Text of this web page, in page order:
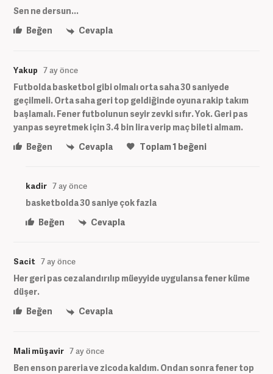
Sen ne dersun...
Beğen
Cevapla
Yakup 7 ay önce
Futbolda basketbol gibi olmalı orta saha 30 saniyede
geçilmeli. Orta saha geri top geldiğinde oyuna rakip takım
başlamalı. Fener futbolunun seyir zevki sıfır. Yok. Geri pas
yanpas seyretmek için 3.4 bin lira verip maç bileti almam.
Beğen
Cevapla Toplam1 beğeni
kadir 7 ay önce
basketbolda 30 saniye çok fazla
Beğen
Cevapla
Sacit 7 ay önce
Her geri pas cezalandırılıp müeyyide uygulansa fener küme
düşer.
Beğen
Cevapla
Mali müşavir 7 ay önce
Ben enson pareria ve zicoda kaldım. Ondan sonra fener top